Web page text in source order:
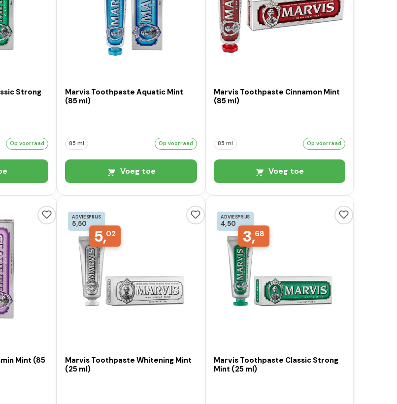
Strong
Op voorraad
Marvis Toothpaste Aquatic Mint
(85 ml)
85 ml Op voorraad
Voeg toe
Marvis Toothpaste Cinnamon Mint
(85 ml)
85 ml Op voorraad
Voeg toe
Mint (85
ADVIESPRIJS
5,50
5,02
Marvis Toothpaste Whitening Mint
(25 ml)
ADVIESPRIJS
4,50
3,68
Marvis Toothpaste Classic Strong
Mint (25 ml)